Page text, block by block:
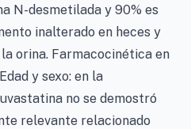
N-desmetilada y 90% es
inalterado en heces y
orina. Farmacocinética en
y sexo: en la
no se demostró
relevante relacionado